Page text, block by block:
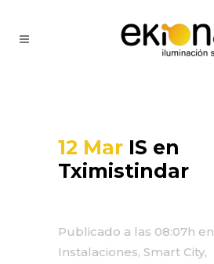
12 Mar IS en
Tximistindar
Publicado a las 08:07h en
Instalaciones, Smart City,